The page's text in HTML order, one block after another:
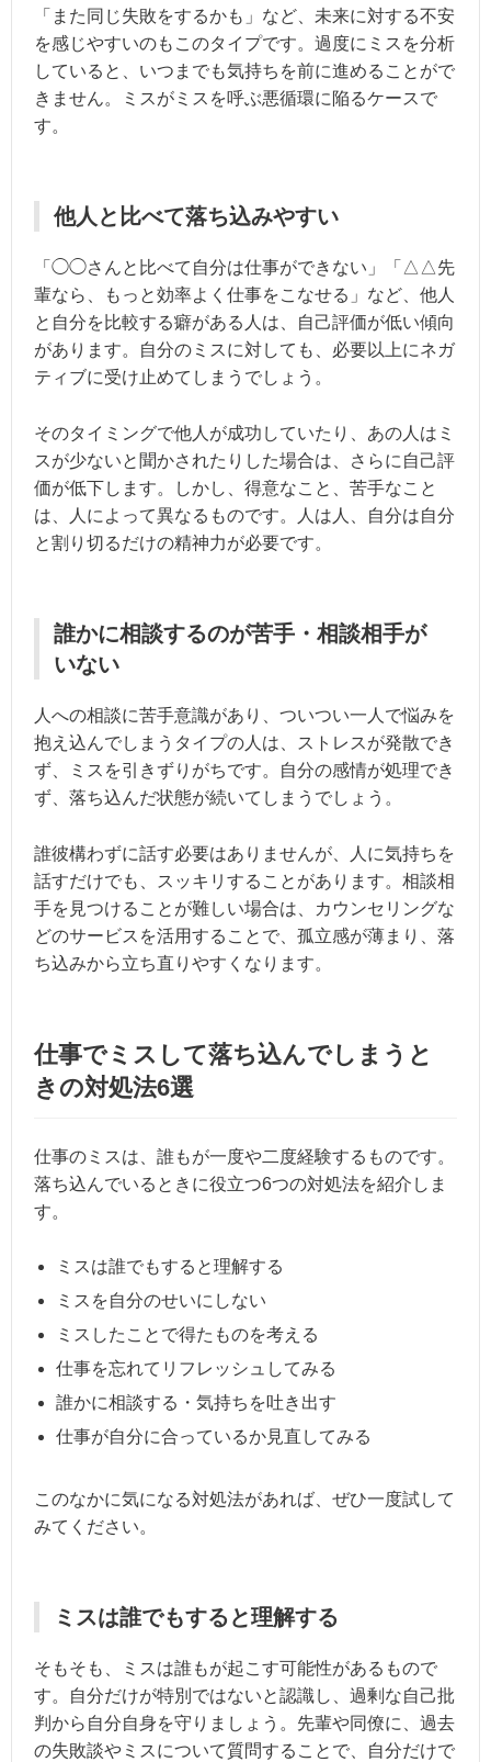
「また同じ失敗をするかも」など、未来に対する不安
を感じやすいのもこのタイプです。過度にミスを分析
していると、いつまでも気持ちを前に進めることがで
きません。ミスがミスを呼ぶ悪循環に陥るケースで
す。
他人と比べて落ち込みやすい
「◯◯さんと比べて自分は仕事ができない」「△△先
輩なら、もっと効率よく仕事をこなせる」など、他人
と自分を比較する癖がある人は、自己評価が低い傾向
があります。自分のミスに対しても、必要以上にネガ
ティブに受け止めてしまうでしょう。
そのタイミングで他人が成功していたり、あの人はミ
スが少ないと聞かされたりした場合は、さらに自己評
価が低下します。しかし、得意なこと、苦手なこと
は、人によって異なるものです。人は人、自分は自分
と割り切るだけの精神力が必要です。
誰かに相談するのが苦手・相談相手が
いない
人への相談に苦手意識があり、ついつい一人で悩みを
抱え込んでしまうタイプの人は、ストレスが発散でき
ず、ミスを引きずりがちです。自分の感情が処理でき
ず、落ち込んだ状態が続いてしまうでしょう。
誰彼構わずに話す必要はありませんが、人に気持ちを
話すだけでも、スッキリすることがあります。相談相
手を見つけることが難しい場合は、カウンセリングな
どのサービスを活用することで、孤立感が薄まり、落
ち込みから立ち直りやすくなります。
仕事でミスして落ち込んでしまうと
きの対処法6選
仕事のミスは、誰もが一度や二度経験するものです。
落ち込んでいるときに役立つ6つの対処法を紹介しま
す。
ミスは誰でもすると理解する
ミスを自分のせいにしない
ミスしたことで得たものを考える
仕事を忘れてリフレッシュしてみる
誰かに相談する・気持ちを吐き出す
仕事が自分に合っているか見直してみる
このなかに気になる対処法があれば、ぜひ一度試して
みてください。
ミスは誰でもすると理解する
そもそも、ミスは誰もが起こす可能性があるもので
す。自分だけが特別ではないと認識し、過剰な自己批
判から自分自身を守りましょう。先輩や同僚に、過去
の失敗談やミスについて質問することで、自分だけで